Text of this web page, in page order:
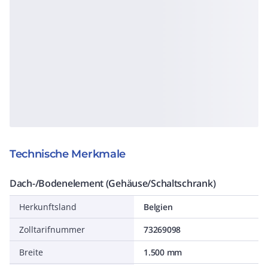
Technische Merkmale
Dach-/Bodenelement (Gehäuse/Schaltschrank)
Herkunftsland
Belgien
Zolltarifnummer
73269098
Breite
1.500 mm